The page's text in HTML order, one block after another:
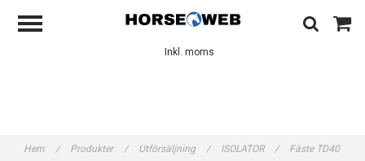
Inkl. moms
Hem / Produkter / Utförsäljning / ISOLATOR / Fäste TD40